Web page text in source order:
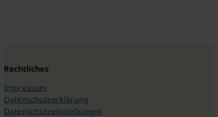
Rechtliches
Impressum
Datenschutzerklärung
Datenschutzeinstellungen